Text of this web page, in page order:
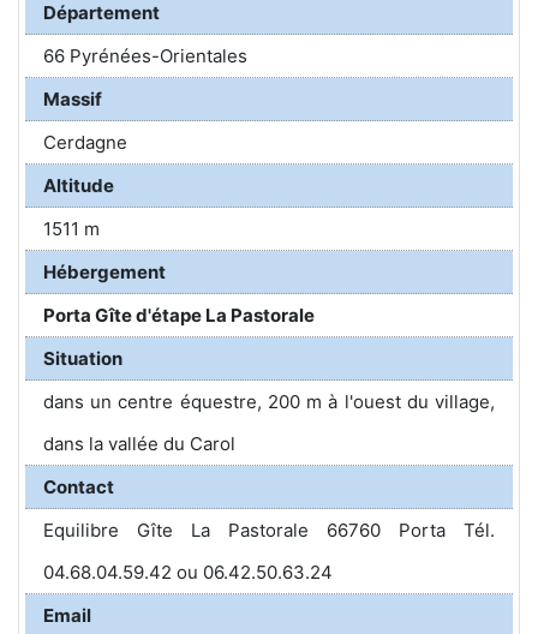
Département
66 Pyrénées-Orientales
Massif
Cerdagne
Altitude
1511 m
Hébergement
Porta Gîte d'étape La Pastorale
Situation
dans un centre équestre, 200 m à l'ouest du village,
dans la vallée du Carol
Contact
Equilibre Gîte La Pastorale 66760 Porta Tél.
04.68.04.59.42 ou 06.42.50.63.24
Email